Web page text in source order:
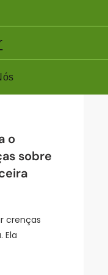
o
sobre
crenças
Ela